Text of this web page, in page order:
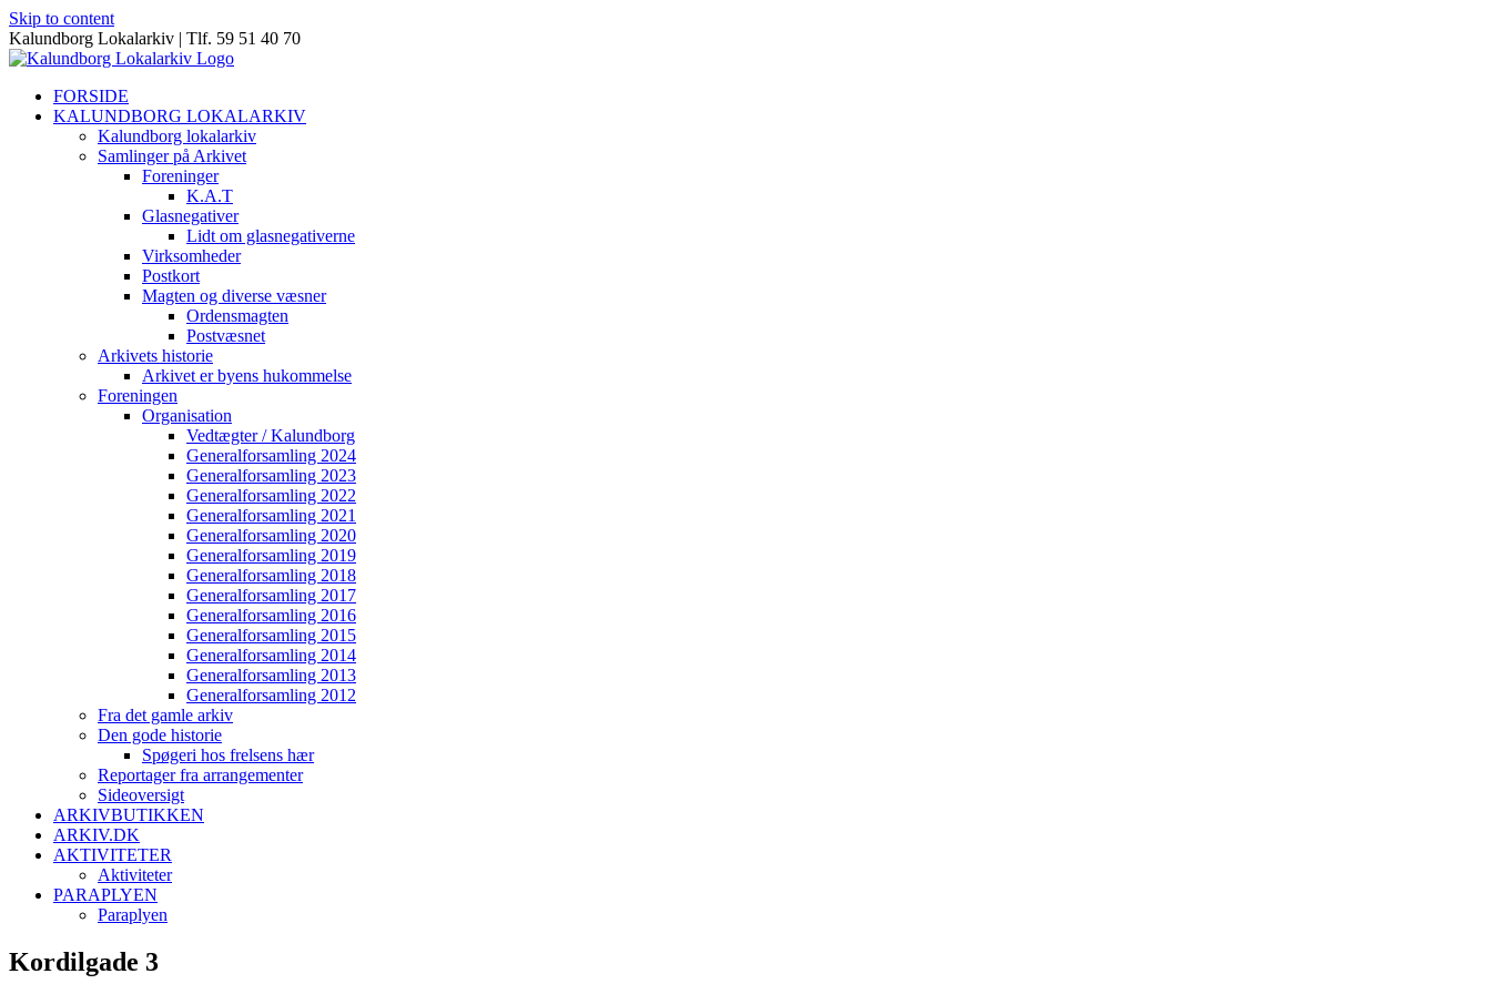
Skip to content
Kalundborg Lokalarkiv | Tlf. 59 51 40 70
FORSIDE
KALUNDBORG LOKALARKIV
Kalundborg lokalarkiv
Samlinger på Arkivet
Foreninger
K.A.T
Glasnegativer
Lidt om glasnegativerne
Virksomheder
Postkort
Magten og diverse væsner
Ordensmagten
Postvæsnet
Arkivets historie
Arkivet er byens hukommelse
Foreningen
Organisation
Vedtægter / Kalundborg
Generalforsamling 2024
Generalforsamling 2023
Generalforsamling 2022
Generalforsamling 2021
Generalforsamling 2020
Generalforsamling 2019
Generalforsamling 2018
Generalforsamling 2017
Generalforsamling 2016
Generalforsamling 2015
Generalforsamling 2014
Generalforsamling 2013
Generalforsamling 2012
Fra det gamle arkiv
Den gode historie
Spøgeri hos frelsens hær
Reportager fra arrangementer
Sideoversigt
ARKIVBUTIKKEN
ARKIV.DK
AKTIVITETER
Aktiviteter
PARAPLYEN
Paraplyen
Kordilgade 3